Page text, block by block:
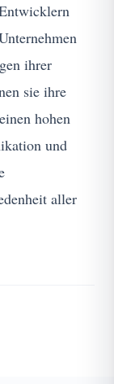
ihrer
sie ihre
hohen
und
aller